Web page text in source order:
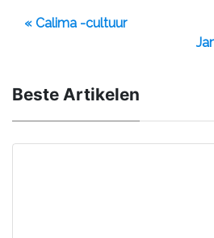
« Calima -cultuur
Beste Artikelen